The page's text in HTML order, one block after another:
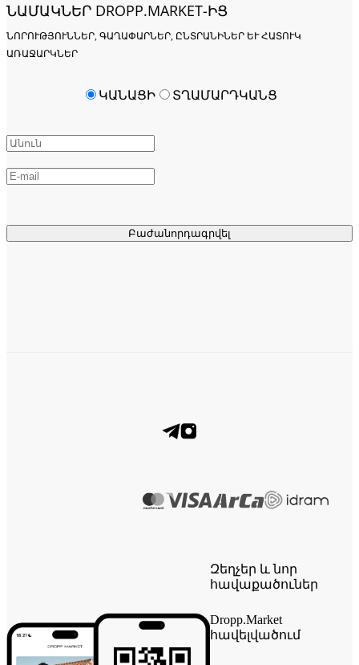
ՆԱՄԱԿՆԵՐ DROPP.MARKET-ԻՑ
ՆՈՐՈՒԹՅՈՒՆՆԵՐ, ԳԱՂԱՓԱՐՆԵՐ, ԸՆՏՐԱՆԻՆԵՐ ԵՒ ՀԱՏՈՒԿ Ա
ՌԱՋԱՐԿՆԵՐ
Բաժանորդագրվել
ԿԱՆԱՑԻ ՏՂԱՄԱՐԴԿԱՆՑ
Զեղչեր և նոր
հավաքածուներ
Dropp.Market
հավելվածում